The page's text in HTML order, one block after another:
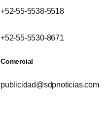
+52-55-5538-5518
+52-55-5530-8671
Comercial
publicidad@sdpnoticias.com